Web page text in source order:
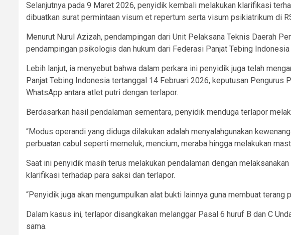
Selanjutnya pada 9 Maret 2026, penyidik kembali melakukan klarifikasi
dibuatkan surat permintaan visum et repertum serta visum psikiatrikum di
Menurut Nurul Azizah, pendampingan dari Unit Pelaksana Teknis Daerah
pendampingan psikologis dan hukum dari Federasi Panjat Tebing Indonesia
Lebih lanjut, ia menyebut bahwa dalam perkara ini penyidik juga telah
Panjat Tebing Indonesia tertanggal 14 Februari 2026, keputusan
WhatsApp antara atlet putri dengan terlapor.
Berdasarkan hasil pendalaman sementara, penyidik menduga terlapor
“Modus operandi yang diduga dilakukan adalah menyalahgunakan
perbuatan cabul seperti memeluk, mencium, meraba hingga melakukan
Saat ini penyidik masih terus melakukan pendalaman dengan
klarifikasi terhadap para saksi dan terlapor.
“Penyidik juga akan mengumpulkan alat bukti lainnya guna membuat terang
Dalam kasus ini, terlapor disangkakan melanggar Pasal 6 huruf B dan C
sama.